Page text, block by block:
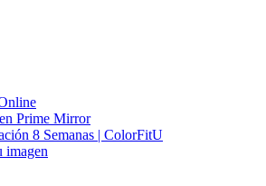
Prime Mirror
8 Semanas | ColorFitU
imagen